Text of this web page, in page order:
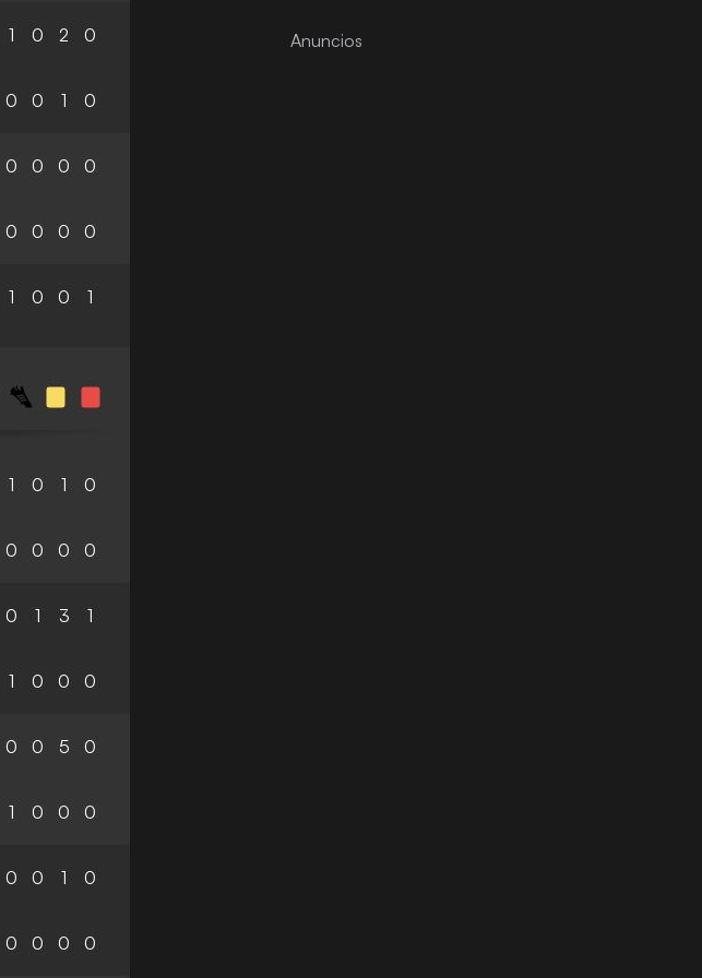
1 0 2 0
0 0 1 0
0 0 0 0
0 0 0 0
1 0 0 1
1 0 1 0
0 0 0 0
0 1 3 1
1 0 0 0
0 0 5 0
1 0 0 0
0 0 1 0
0 0 0 0